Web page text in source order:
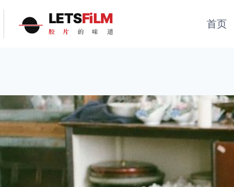
LETSFiLM
胶 片 的 味 道
首页